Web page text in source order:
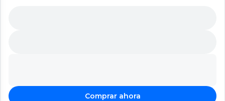
Comprar ahora